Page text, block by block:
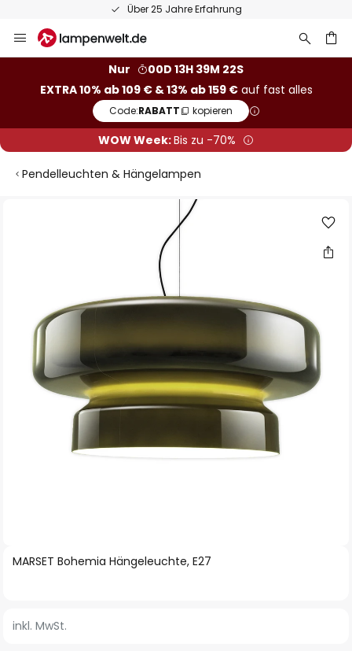
Über 25 Jahre Erfahrung
Inhalt
Nur
00D 13H 39M 21S
EXTRA 10% ab 109 € & 13% ab 159 €auf fast alles
Code:RABATT kopieren
WOW Week:Bis zu -70%
Pendelleuchten & Hängelampen
Zum
springen
MARSET Bohemia Hängeleuchte, E27
inkl. MwSt.